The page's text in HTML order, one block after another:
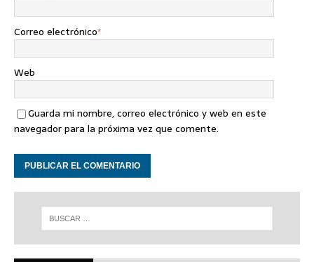
Correo electrónico*
Web
Guarda mi nombre, correo electrónico y web en este
navegador para la próxima vez que comente.